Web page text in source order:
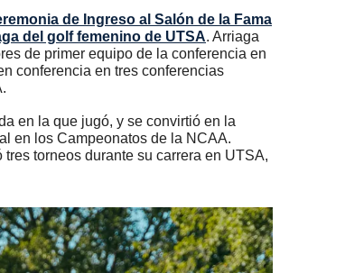
de Ingreso al Salón de la Fama
del golf femenino de UTSA. Arriaga
de primer equipo de la conferencia en
conferencia en tres conferencias
en la que jugó, y se convirtió en la
en los Campeonatos de la NCAA.
torneos durante su carrera en UTSA,